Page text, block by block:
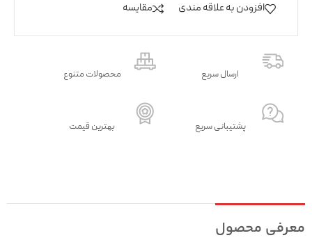
افزودن به علاقه مندی مقایسه
ارسال سریع محصولات متنوع
پشتیبانی سریع بهترین قیمت
معرفی محصول